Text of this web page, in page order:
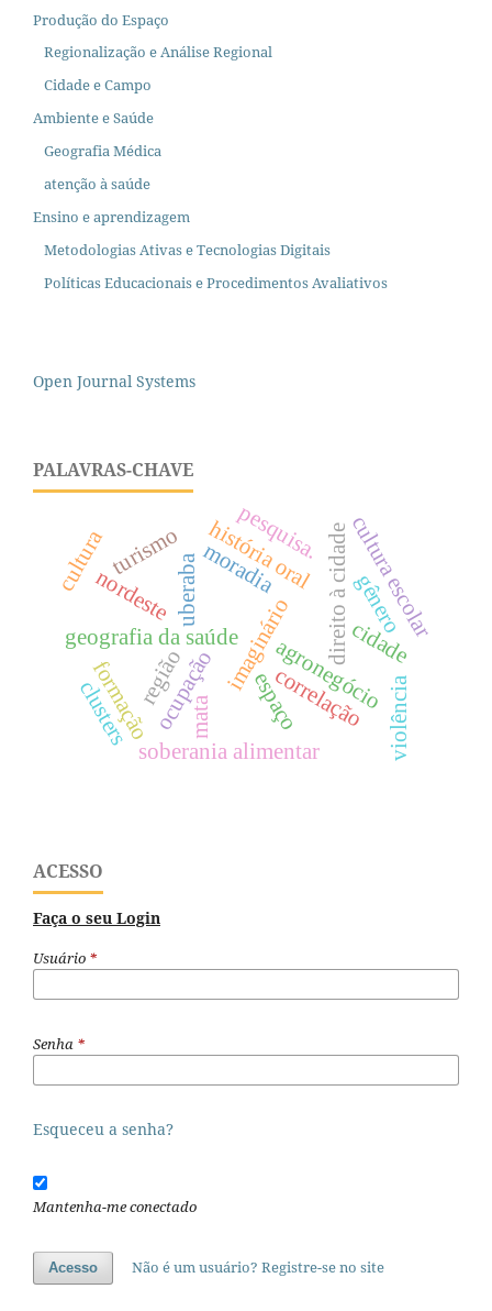
Produção do Espaço
Regionalização e Análise Regional
Cidade e Campo
Ambiente e Saúde
Geografia Médica
atenção à saúde
Ensino e aprendizagem
Metodologias Ativas e Tecnologias Digitais
Políticas Educacionais e Procedimentos Avaliativos
Open Journal Systems
PALAVRAS-CHAVE
geografia da saúdeimaginárioagronegócio
uberabamoradia
ocupação
direito à cidadecultura escolar
história oral
cidade
formação mata
região
nordeste
turismo
espaço
soberania alimentar violência
correlação
clusters
gênero
pesquisa.
cultura
ACESSO
Faça o seu Login
Usuário *
Senha *
Esqueceu a senha?
Mantenha-me conectado
Acesso Não é um usuário? Registre-se no site